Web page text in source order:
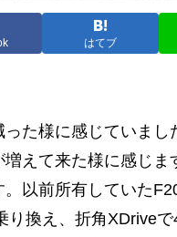
はてブ
た様に感じていまし
えて来た様に感じま
以前所有していた
換え、折角XDrive